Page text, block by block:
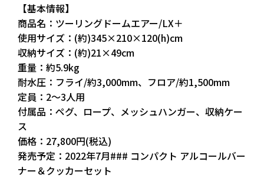
【基本情報】
商品名：ツーリングドームエアー/LX＋
使用サイズ：(約)345×210×120(h)cm
収納サイズ：(約)21×49cm
重量：約5.9kg
耐水圧：フライ/約3,000mm、フロア/約1,500mm
定員：2～3人用
付属品：ペグ、ロープ、メッシュハンガー、収納ケー
ス
価格：27,800円(税込)
発売予定：2022年7月### コンパクト アルコールバー
ナー＆クッカーセット